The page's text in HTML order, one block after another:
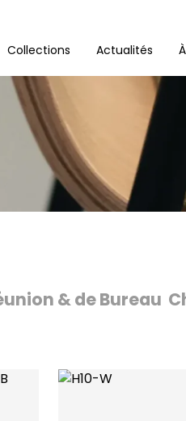
Collections Actualités
& de Bureau